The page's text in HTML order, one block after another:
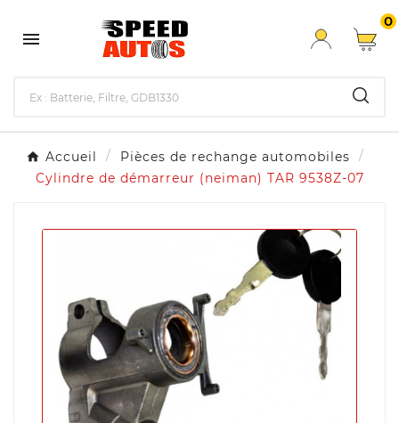

0
Accueil
Pièces de rechange automobiles
Cylindre de démarreur (neiman) TAR 9538Z-07